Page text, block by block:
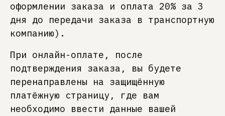
оформлении заказа и оплата 20% за 3
дня до передачи заказа в транспортную
компанию).
При онлайн-оплате, после
подтверждения заказа, вы будете
перенаправлены на защищённую
платёжную страницу, где вам
необходимо ввести данные вашей